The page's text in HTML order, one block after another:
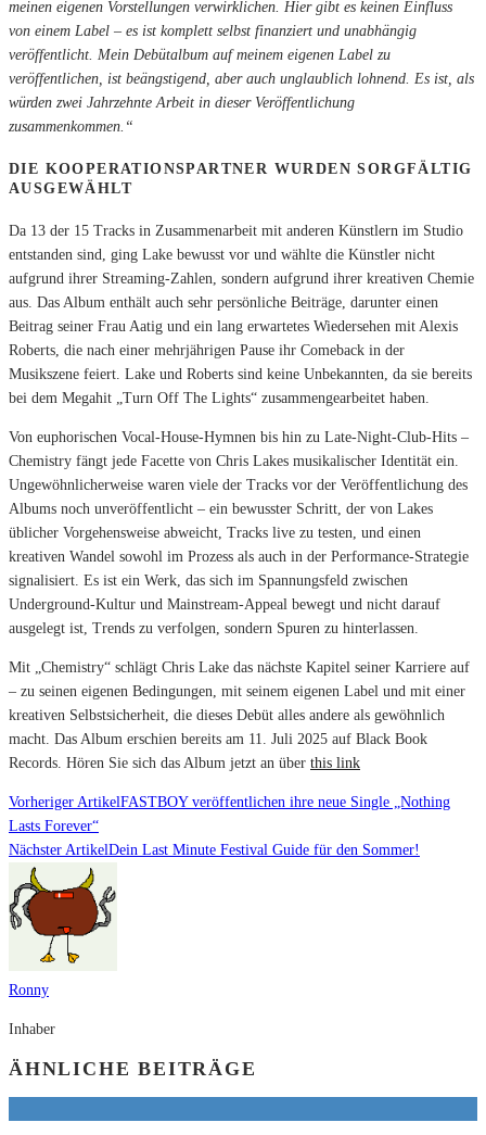
meinen eigenen Vorstellungen verwirklichen. Hier gibt es keinen Einfluss
von einem Label – es ist komplett selbst finanziert und unabhängig
veröffentlicht. Mein Debütalbum auf meinem eigenen Label zu
veröffentlichen, ist beängstigend, aber auch unglaublich lohnend. Es ist, als
würden zwei Jahrzehnte Arbeit in dieser Veröffentlichung
zusammenkommen.“
DIE KOOPERATIONSPARTNER WURDEN SORGFÄLTIG
AUSGEWÄHLT
Da 13 der 15 Tracks in Zusammenarbeit mit anderen Künstlern im Studio
entstanden sind, ging Lake bewusst vor und wählte die Künstler nicht
aufgrund ihrer Streaming-Zahlen, sondern aufgrund ihrer kreativen Chemie
aus. Das Album enthält auch sehr persönliche Beiträge, darunter einen
Beitrag seiner Frau Aatig und ein lang erwartetes Wiedersehen mit Alexis
Roberts, die nach einer mehrjährigen Pause ihr Comeback in der
Musikszene feiert. Lake und Roberts sind keine Unbekannten, da sie bereits
bei dem Megahit „Turn Off The Lights“ zusammengearbeitet haben.
Von euphorischen Vocal-House-Hymnen bis hin zu Late-Night-Club-Hits –
Chemistry fängt jede Facette von Chris Lakes musikalischer Identität ein.
Ungewöhnlicherweise waren viele der Tracks vor der Veröffentlichung des
Albums noch unveröffentlicht – ein bewusster Schritt, der von Lakes
üblicher Vorgehensweise abweicht, Tracks live zu testen, und einen
kreativen Wandel sowohl im Prozess als auch in der Performance-Strategie
signalisiert. Es ist ein Werk, das sich im Spannungsfeld zwischen
Underground-Kultur und Mainstream-Appeal bewegt und nicht darauf
ausgelegt ist, Trends zu verfolgen, sondern Spuren zu hinterlassen.
Mit „Chemistry“ schlägt Chris Lake das nächste Kapitel seiner Karriere auf
– zu seinen eigenen Bedingungen, mit seinem eigenen Label und mit einer
kreativen Selbstsicherheit, die dieses Debüt alles andere als gewöhnlich
macht. Das Album erschien bereits am 11. Juli 2025 auf Black Book
Records. Hören Sie sich das Album jetzt an über this link
Vorheriger ArtikelFASTBOY veröffentlichen ihre neue Single „Nothing
Lasts Forever“
Nächster ArtikelDein Last Minute Festival Guide für den Sommer!
Ronny
Inhaber
ÄHNLICHE BEITRÄGE